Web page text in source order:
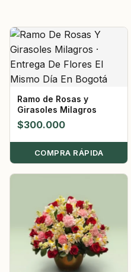
Ramo de Rosas y
Girasoles Milagros
$300.000
COMPRA RÁPIDA